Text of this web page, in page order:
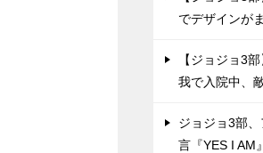
でデザインが
【ジョジョ3
我で入院中、
ジョジョ3部
言『YES I AM